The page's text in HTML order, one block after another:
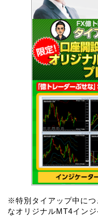
※特別タイアップ中につ
なオリジナルMT4イン